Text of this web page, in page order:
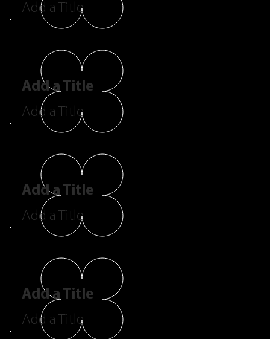
Add a Title
Add a Title
Add a Title
Add a Title
Add a Title
Add a Title
Add a Title